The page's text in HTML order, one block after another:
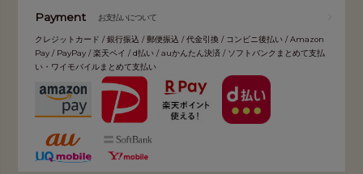
Payment お支払いについて
クレジットカード / 銀行振込 / 郵便振込 / 代金引換 / コンビニ後払い / Amazon
Pay / PayPay / 楽天ペイ / d払い / auかんたん決済 / ソフトバンクまとめて支払
い・ワイモバイルまとめて支払い